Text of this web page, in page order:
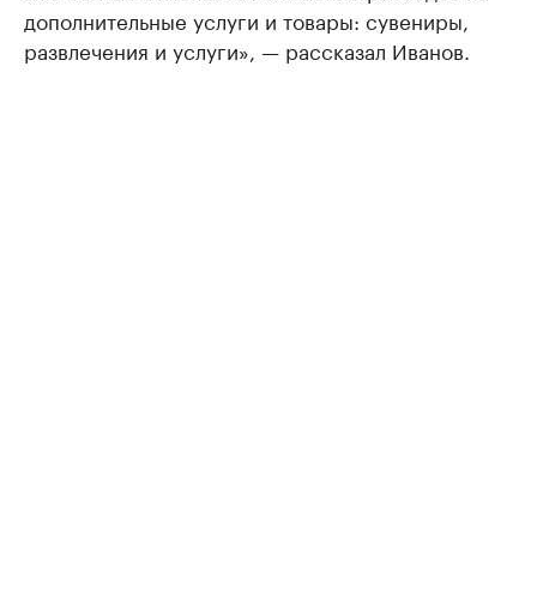
дополнительные услуги и товары: сувениры,
развлечения и услуги», — рассказал Иванов.